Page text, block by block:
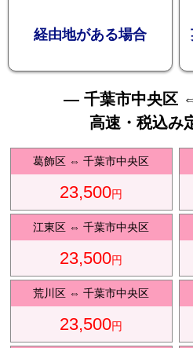
お
送
ラ
経由地がある場合
— 千葉市中央区
高速・税込み
葛飾区 ⇔千葉市中央区
23,500円
江東区 ⇔千葉市中央区
23,500円
荒川区 ⇔千葉市中央区
23,500円